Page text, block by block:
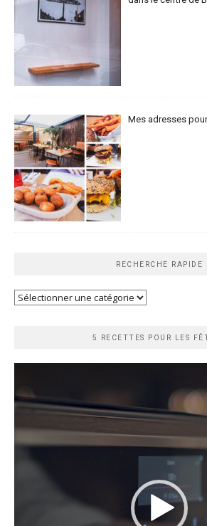
Mes adresses
RECHERCHE RAPIDE
Recherche
5 RECETTES POUR LES